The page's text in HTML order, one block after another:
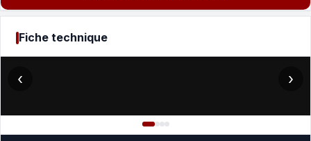
Fiche technique
‹ ›